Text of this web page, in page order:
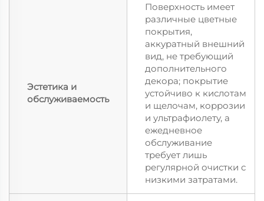
Эстетика и
обслуживаемость
Поверхность имеет
различные цветные
покрытия,
аккуратный внешний
вид, не требующий
дополнительного
декора; покрытие
устойчиво к кислотам
и щелочам, коррозии
и ультрафиолету, а
ежедневное
обслуживание
требует лишь
регулярной очистки с
низкими затратами.